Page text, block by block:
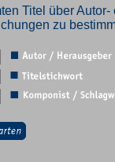
Titel über
zu